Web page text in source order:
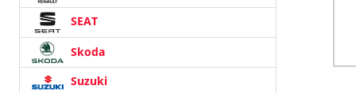
SEAT
Skoda
Suzuki